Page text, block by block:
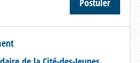
Postuler